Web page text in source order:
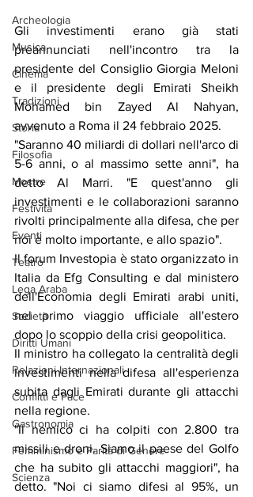
Archeologia
Musica
Cinema
Tradizioni
Storia
Filosofia
Mostre
Festività
Eventi
Teatro
Lega Araba
Società
Diritti Umani
Relazioni Internazionali
Conflitti e Pace
Gastronomia
Femminismo e Parità di Genere
Scienza
Gli investimenti erano già stati
preannunciati nell'incontro tra la
presidente del Consiglio Giorgia Meloni
e il presidente degli Emirati Sheikh
Mohamed bin Zayed Al Nahyan,
avvenuto a Roma il 24 febbraio 2025.
"Saranno 40 miliardi di dollari nell'arco di
5-6 anni, o al massimo sette anni", ha
detto Al Marri. "E quest'anno gli
investimenti e le collaborazioni saranno
rivolti principalmente alla difesa, che per
noi è molto importante, e allo spazio".
Il forum Investopia è stato organizzato in
Italia da Efg Consulting e dal ministero
dell'Economia degli Emirati arabi uniti,
nel primo viaggio ufficiale all'estero
dopo lo scoppio della crisi geopolitica.
Il ministro ha collegato la centralità degli
investimenti nella difesa all'esperienza
subita dagli Emirati durante gli attacchi
nella regione.
"Il nemico ci ha colpiti con 2.800 tra
missili e droni. Siamo il paese del Golfo
che ha subito gli attacchi maggiori", ha
detto. "Noi ci siamo difesi al 95%, un